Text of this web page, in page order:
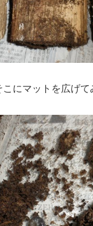
にマットを広げて